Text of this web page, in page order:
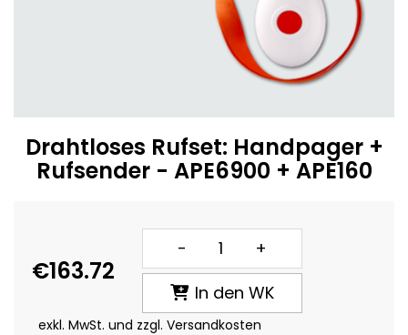
Drahtloses Rufset: Handpager +
Rufsender - APE6900 + APE160
€163.72
-
+
In den WK
exkl. MwSt. und zzgl. Versandkosten